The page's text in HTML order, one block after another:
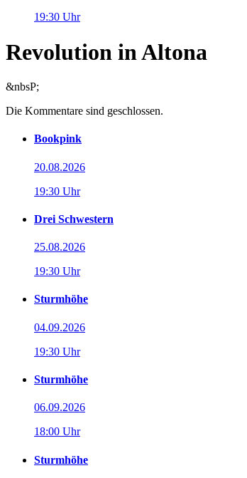
19:30 Uhr
Revolution in Altona
&nbsP;
Die Kommentare sind geschlossen.
Bookpink
20.08.2026
19:30 Uhr
Drei Schwestern
25.08.2026
19:30 Uhr
Sturmhöhe
04.09.2026
19:30 Uhr
Sturmhöhe
06.09.2026
18:00 Uhr
Sturmhöhe